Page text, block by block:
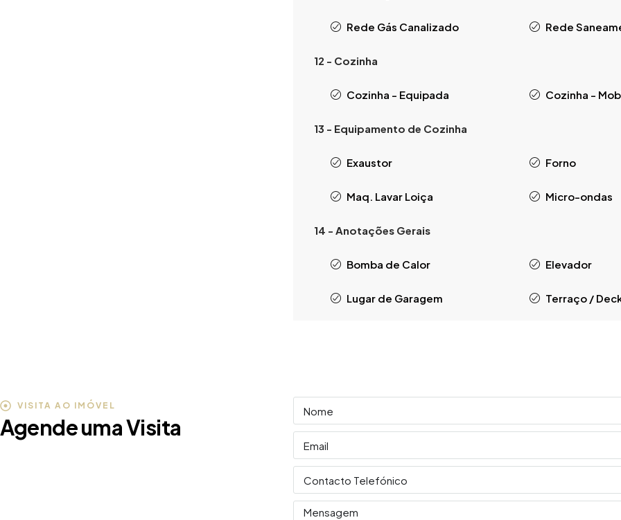
Rede Gás Canalizado Rede
12 - Cozinha
Cozinha - Equipada Cozinha -
13 - Equipamento de Cozinha
Exaustor Forno
Maq. Lavar Loiça Micro-ondas
14 - Anotações Gerais
Bomba de Calor Elevador
Lugar de Garagem Terraço /
VISITA AO IMÓVEL
Agende uma Visita